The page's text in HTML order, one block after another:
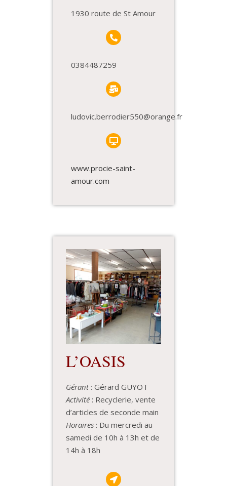
1930 route de St Amour
0384487259
ludovic.berrodier550@orange.fr
www.procie-saint-
amour.com
L’OASIS
Gérant: Gérard GUYOT
Activité : Recyclerie, vente
d’articles de seconde main
Horaires : Du mercredi au
samedi de 10h à 13h et de
14h à 18h